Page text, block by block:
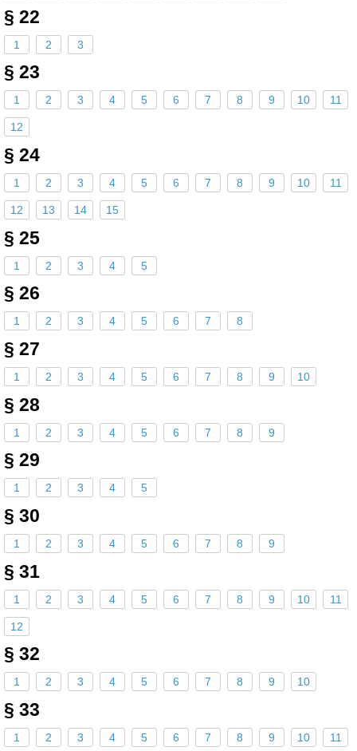
§ 22
1 2 3
§ 23
1 2 3 4 5 6 7 8 9 10 11
12
§ 24
1 2 3 4 5 6 7 8 9 10 11
12 13 14 15
§ 25
1 2 3 4 5
§ 26
1 2 3 4 5 6 7 8
§ 27
1 2 3 4 5 6 7 8 9 10
§ 28
1 2 3 4 5 6 7 8 9
§ 29
1 2 3 4 5
§ 30
1 2 3 4 5 6 7 8 9
§ 31
1 2 3 4 5 6 7 8 9 10 11
12
§ 32
1 2 3 4 5 6 7 8 9 10
§ 33
1 2 3 4 5 6 7 8 9 10 11